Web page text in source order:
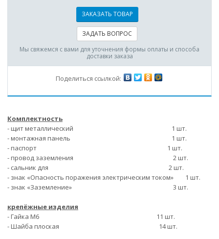
ЗАКАЗАТЬ ТОВАР
ЗАДАТЬ ВОПРОС
Мы свяжемся с вами для уточнения формы оплаты и способа
доставки заказа
Поделиться ссылкой:
Комплектность
- щит металлический 1 шт.
- монтажная панель 1 шт.
- паспорт 1 шт.
- провод заземления 2 шт.
- сальник для 2 шт.
- знак «Опасность поражения электрическим током» 1 шт.
- знак «Заземление» 3 шт.
крепёжные изделия
- Гайка М6 11 шт.
- Шайба плоская 14 шт.